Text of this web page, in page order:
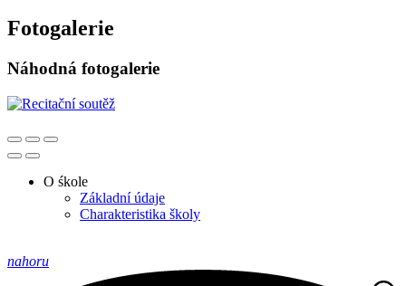
Fotogalerie
Náhodná fotogalerie
O śkole
Základní údaje
Charakteristika školy
nahoru